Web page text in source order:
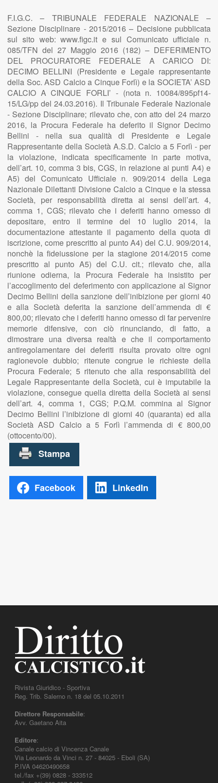
F.I.G.C. – TRIBUNALE FEDERALE NAZIONALE –
Sezione Disciplinare - 2015/2016 – Decisione pubblicata
sul sito web: www.figc.it e sul Comunicato ufficiale n.
085/TFN del 27 Maggio 2016 (182) – DEFERIMENTO
DEL PROCURATORE FEDERALE A CARICO DI:
DECIMO BELLINI (Presidente e Legale rappresentante
della Soc. ASD Calcio a Cinque Forlì) e la SOCIETA’ ASD
CALCIO A CINQUE FORLI’ - (nota n. 10084/895pf14-
15/LG/pp del 24.03.2016). Il Tribunale Federale Nazionale
- Sezione Disciplinare; rilevato che, con atto del 24 marzo
2016, la Procura Federale ha deferito il Signor Decimo
Bellini - nella sua qualità di Presidente e Legale
Rappresentante della Società A.S.D. Calcio a 5 Forlì - per
la violazione, indicata specificamente in parte motiva,
dell’art. 10, comma 3 bis, CGS, in relazione ai punti A4) e
A5) del Comunicato Ufficiale n. 909/2014 della Lega
Nazionale Dilettanti Divisione Calcio a Cinque e la stessa
Società, per responsabilità diretta ai sensi dell’art. 4,
comma 1, CGS; rilevato che i deferiti hanno omesso di
depositare, entro il termine del 10 luglio 2014, la
documentazione attestante il pagamento della quota di
iscrizione, come prescritto al punto A4) del C.U. 909/2014,
nonchè la fideiussione per la stagione 2014/2015 come
prescritto al punto A5) del C.U. cit.; rilevato che, alla
riunione odierna, la Procura Federale ha insistito per
l’accoglimento del deferimento con applicazione al Signor
Decimo Bellini della sanzione dell’inibizione per giorni 40
e alla Società deferita la sanzione dell’ammenda di €
800,00; rilevato che i deferiti hanno omesso di far pervenire
memorie difensive, con ciò rinunciando, di fatto, a
dimostrare una diversa realtà e che il comportamento
antiregolamentare dei deferiti risulta provato oltre ogni
ragionevole dubbio; ritenute congrue le richieste della
Procura Federale; 5 ritenuto che alla responsabilità del
Legale Rappresentante della Società, cui è imputabile la
violazione, consegue quella diretta della Società ai sensi
dell’art. 4, comma 1, CGS; P.Q.M. commina al Signor
Decimo Bellini l’inibizione di giorni 40 (quaranta) ed alla
Società ASD Calcio a 5 Forlì l’ammenda di € 800,00
(ottocento/00).
Facebook LinkedIn
Rivista Giuridico - Sportiva
Reg. Trib. Salerno n. 18 del 05.10.2011
Direttore Responsabile:
Avv. Gaetano Aita
Editore:
Canale calcio di Vincenza Canale
Via Leonardo da Vinci n. 27 - 84025 - Eboli (SA)
P.IVA 04620490658
tel./fax +(39) 0828 - 333512